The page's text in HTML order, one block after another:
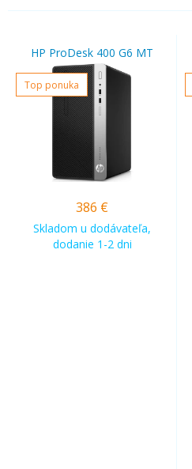
HP ProDesk 400 G6 MT
Top ponuka
386 €
Skladom u dodávateľa,
dodanie 1-2 dni